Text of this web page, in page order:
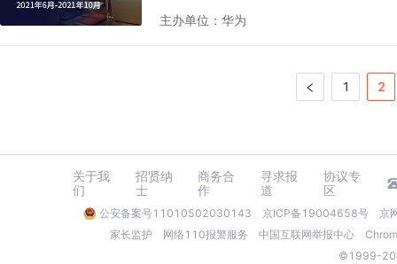
划设立专项激励奖金，奖项设置如下： [US$15,000x5 最佳应用奖]
[US$15,000x3 最佳游戏奖]
10日-9月5日 报名与作品提交 2021年9
年9月24日-10月8日 大众评审 2021年10
主办单位： 华为
1 2
关于我
们
招贤纳
士
商务合
作
寻求报
道
协议专
区
公安备案号11010502030143 京ICP备19004658号
京
家长监护
网络110报警服务 中国互联网举报中心
©1999-